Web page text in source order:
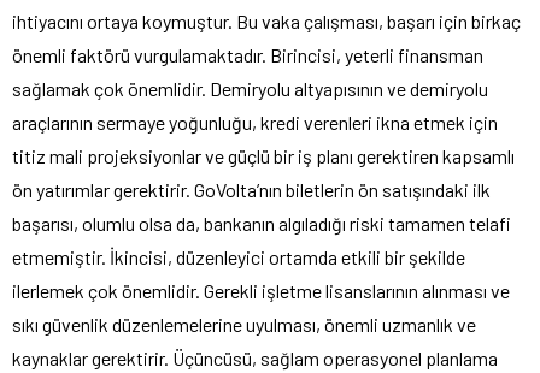
ihtiyacını ortaya koymuştur. Bu vaka çalışması, başarı için birkaç
önemli faktörü vurgulamaktadır. Birincisi, yeterli finansman
sağlamak çok önemlidir. Demiryolu altyapısının ve demiryolu
araçlarının sermaye yoğunluğu, kredi verenleri ikna etmek için
titiz mali projeksiyonlar ve güçlü bir iş planı gerektiren kapsamlı
ön yatırımlar gerektirir. GoVolta’nın biletlerin ön satışındaki ilk
başarısı, olumlu olsa da, bankanın algıladığı riski tamamen telafi
etmemiştir. İkincisi, düzenleyici ortamda etkili bir şekilde
ilerlemek çok önemlidir. Gerekli işletme lisanslarının alınması ve
sıkı güvenlik düzenlemelerine uyulması, önemli uzmanlık ve
kaynaklar gerektirir. Üçüncüsü, sağlam operasyonel planlama